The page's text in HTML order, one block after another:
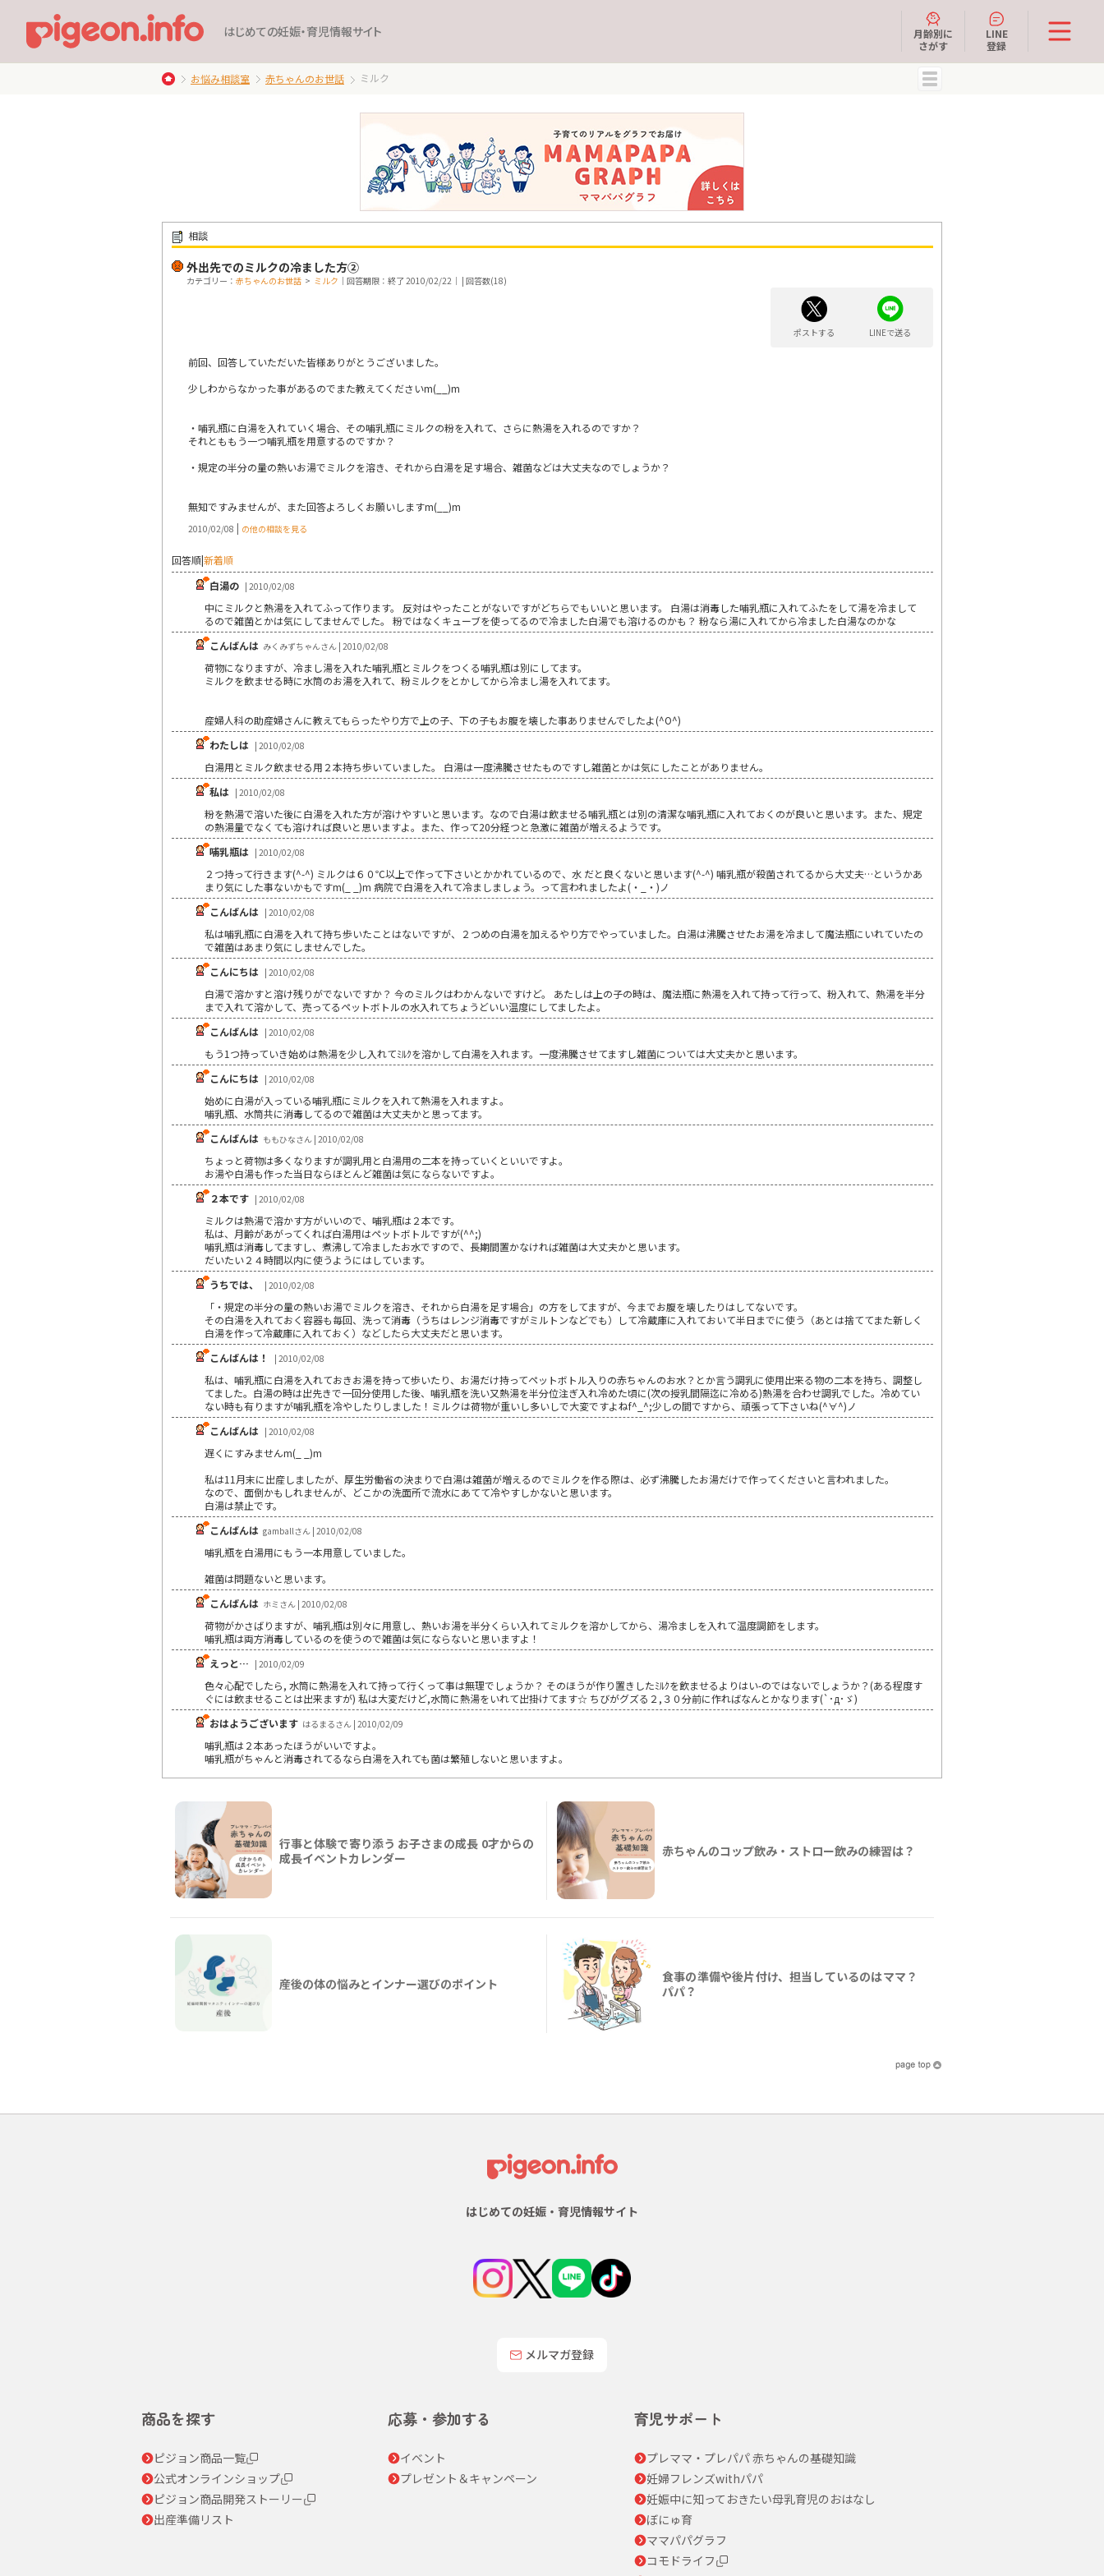
はじめての妊娠・育児情報サイト
月齢別に
さがす
LINE
登録
お悩み相談室 赤ちゃんのお世話 ミルク
相談
外出先でのミルクの冷ました方②
カテゴリー： 赤ちゃんのお世話 > ミルク ｜回答期限：終了 2010/02/22｜ | 回答数(18)
ポストする LINEで送る
前回、回答していただいた皆様ありがとうございました。
少しわからなかった事があるのでまた教えてくださいm(__)m
・哺乳瓶に白湯を入れていく場合、その哺乳瓶にミルクの粉を入れて、さらに熱湯を入れるのですか？
それとももう一つ哺乳瓶を用意するのですか？
・規定の半分の量の熱いお湯でミルクを溶き、それから白湯を足す場合、雑菌などは大丈夫なのでしょうか？
無知ですみませんが、また回答よろしくお願いしますm(__)m
2010/02/08 | の他の相談を見る
回答順|新着順
白湯の | 2010/02/08
中にミルクと熱湯を入れてふって作ります。 反対はやったことがないですがどちらでもいいと思います。 白湯は消毒した哺乳瓶に入れてふたをして湯を冷まして
るので雑菌とかは気にしてませんでした。 粉ではなくキューブを使ってるので冷ました白湯でも溶けるのかも？ 粉なら湯に入れてから冷ました白湯なのかな
こんばんは みくみずちゃんさん | 2010/02/08
荷物になりますが、冷まし湯を入れた哺乳瓶とミルクをつくる哺乳瓶は別にしてます。
ミルクを飲ませる時に水筒のお湯を入れて、粉ミルクをとかしてから冷まし湯を入れてます。
産婦人科の助産婦さんに教えてもらったやり方で上の子、下の子もお腹を壊した事ありませんでしたよ(^O^)
わたしは | 2010/02/08
白湯用とミルク飲ませる用２本持ち歩いていました。 白湯は一度沸騰させたものですし雑菌とかは気にしたことがありません。
私は | 2010/02/08
粉を熱湯で溶いた後に白湯を入れた方が溶けやすいと思います。なので白湯は飲ませる哺乳瓶とは別の清潔な哺乳瓶に入れておくのが良いと思います。また、規定
の熱湯量でなくても溶ければ良いと思いますよ。また、作って20分経つと急激に雑菌が増えるようです。
哺乳瓶は | 2010/02/08
２つ持って行きます(^-^) ミルクは６０℃以上で作って下さいとかかれているので、水 だと良くないと思います(^-^) 哺乳瓶が殺菌されてるから大丈夫…というかあ
まり気にした事ないかもですm(_ _)m 病院で白湯を入れて冷ましましょう。って言われましたよ(・_・)ノ
こんばんは | 2010/02/08
私は哺乳瓶に白湯を入れて持ち歩いたことはないですが、２つめの白湯を加えるやり方でやっていました。白湯は沸騰させたお湯を冷まして魔法瓶にいれていたの
で雑菌はあまり気にしませんでした。
こんにちは | 2010/02/08
白湯で溶かすと溶け残りがでないですか？ 今のミルクはわかんないですけど。 あたしは上の子の時は、魔法瓶に熱湯を入れて持って行って、粉入れて、熱湯を半分
まで入れて溶かして、売ってるペットボトルの水入れてちょうどいい温度にしてましたよ。
こんばんは | 2010/02/08
もう1つ持っていき始めは熱湯を少し入れてﾐﾙｸを溶かして白湯を入れます。一度沸騰させてますし雑菌については大丈夫かと思います。
こんにちは | 2010/02/08
始めに白湯が入っている哺乳瓶にミルクを入れて熱湯を入れますよ。
哺乳瓶、水筒共に消毒してるので雑菌は大丈夫かと思ってます。
こんばんは ももひなさん | 2010/02/08
ちょっと荷物は多くなりますが調乳用と白湯用の二本を持っていくといいですよ。
お湯や白湯も作った当日ならほとんど雑菌は気にならないですよ。
２本です | 2010/02/08
ミルクは熱湯で溶かす方がいいので、哺乳瓶は２本です。
私は、月齢があがってくれば白湯用はペットボトルですが(^^;)
哺乳瓶は消毒してますし、煮沸して冷ましたお水ですので、長期間置かなければ雑菌は大丈夫かと思います。
だいたい２４時間以内に使うようにはしています。
うちでは、
| 2010/02/08
「・規定の半分の量の熱いお湯でミルクを溶き、それから白湯を足す場合」の方をしてますが、今までお腹を壊したりはしてないです。
その白湯を入れておく容器も毎回、洗って消毒（うちはレンジ消毒ですがミルトンなどでも）して冷蔵庫に入れておいて半日までに使う（あとは捨ててまた新しく
白湯を作って冷蔵庫に入れておく）などしたら大丈夫だと思います。
こんばんは！
| 2010/02/08
私は、哺乳瓶に白湯を入れておきお湯を持って歩いたり、お湯だけ持ってペットボトル入りの赤ちゃんのお水？とか言う調乳に使用出来る物の二本を持ち、調整し
てました。白湯の時は出先きで一回分使用した後、哺乳瓶を洗い又熱湯を半分位注ぎ入れ冷めた頃に(次の授乳間隔迄に冷める)熱湯を合わせ調乳でした。冷めてい
ない時も有りますが哺乳瓶を冷やしたりしました！ミルクは荷物が重いし多いしで大変ですよねf^_^;少しの間ですから、頑張って下さいね(^∀^)ノ
こんばんは | 2010/02/08
遅くにすみませんm(_ _)m
私は11月末に出産しましたが、厚生労働省の決まりで白湯は雑菌が増えるのでミルクを作る際は、必ず沸騰したお湯だけで作ってくださいと言われました。
なので、面倒かもしれませんが、どこかの洗面所で流水にあてて冷やすしかないと思います。
白湯は禁止です。
こんばんは gamballさん | 2010/02/08
哺乳瓶を白湯用にもう一本用意していました。
雑菌は問題ないと思います。
こんばんは ホミさん | 2010/02/08
荷物がかさばりますが、哺乳瓶は別々に用意し、熱いお湯を半分くらい入れてミルクを溶かしてから、湯冷ましを入れて温度調節をします。
哺乳瓶は両方消毒しているのを使うので雑菌は気にならないと思いますよ！
えっと… | 2010/02/09
色々心配でしたら, 水筒に熱湯を入れて持って行くって事は無理でしょうか？ そのほうが作り置きしたﾐﾙｸを飲ませるよりはい-のではないでしょうか？(ある程度す
ぐには飲ませることは出来ますが) 私は大変だけど,水筒に熱湯をいれて出掛けてます☆ ちびがグズる２,３０分前に作ればなんとかなります(`･д･ゞ)
おはようございます はるまるさん | 2010/02/09
哺乳瓶は２本あったほうがいいですよ。
哺乳瓶がちゃんと消毒されてるなら白湯を入れても菌は繁殖しないと思いますよ。
行事と体験で寄り添う お子さまの成長 0才からの
成長イベントカレンダー
赤ちゃんのコップ飲み・ストロー飲みの練習は？
産後の体の悩みとインナー選びのポイント
食事の準備や後片付け、担当しているのはママ？
パパ？
はじめての妊娠・育児情報サイト
メルマガ登録
商品を探す
ピジョン商品一覧
公式オンラインショップ
ピジョン商品開発ストーリー
出産準備リスト
応募・参加する
イベント
プレゼント＆キャンペーン
育児サポート
プレママ・プレパパ 赤ちゃんの基礎知識
妊婦フレンズwithパパ
妊娠中に知っておきたい母乳育児のおはなし
ぼにゅ育
ママパパグラフ
コモドライフ